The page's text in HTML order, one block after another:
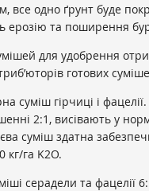
все одно ґрунт буде
та поширення
для удобрення
готових
суміш гірчиці і
2:1, висівають у
суміш здатна
кг/га K2O.
серадели та фацелії